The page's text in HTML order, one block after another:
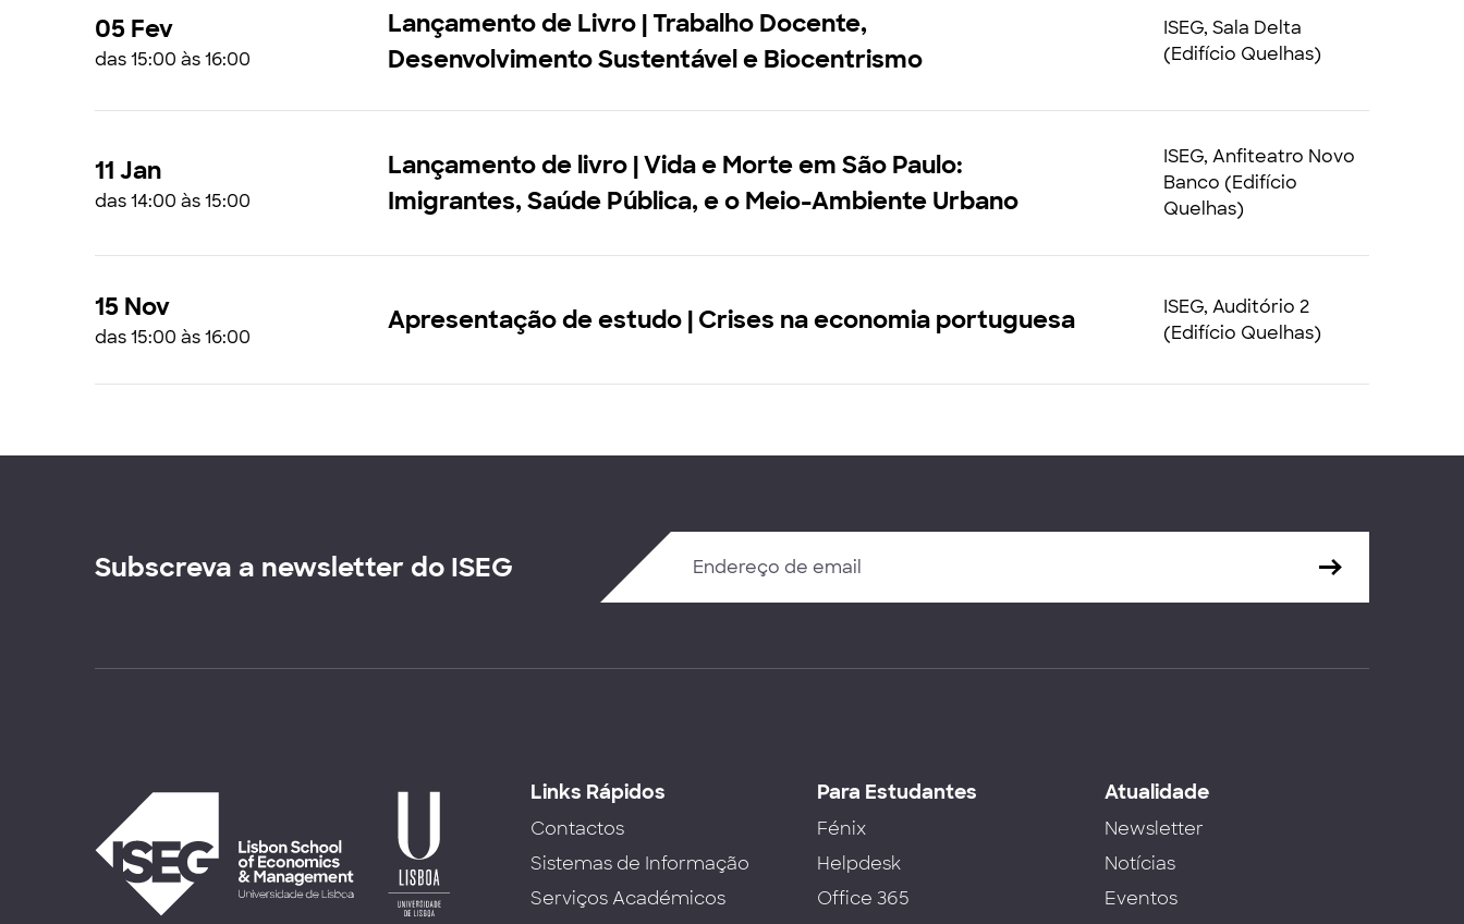
05 Fev
das 15:00 às 16:00
Lançamento de Livro | Trabalho Docente,
Desenvolvimento Sustentável e Biocentrismo
ISEG, Sala Delta
(Edifício Quelhas)
11 Jan
das 14:00 às 15:00
Lançamento de livro | Vida e Morte em São Paulo:
Imigrantes, Saúde Pública, e o Meio-Ambiente Urbano
ISEG, Anfiteatro Novo
Banco (Edifício
Quelhas)
15 Nov
das 15:00 às 16:00
Apresentação de estudo | Crises na economia portuguesa
ISEG, Auditório 2
(Edifício Quelhas)
Subscreva a newsletter do ISEG
Links Rápidos
Contactos
Sistemas de Informação
Serviços Académicos
Para Estudantes
Fénix
Helpdesk
Office 365
Atualidade
Newsletter
Notícias
Eventos